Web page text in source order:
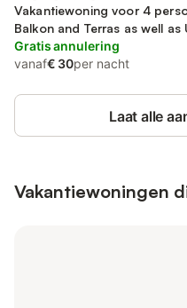
Vakantiewoning voor 4
Balkon and Terras as well as
Gratis annulering
vanaf€ 30per nacht
Laat alle
Vakantiewoningen